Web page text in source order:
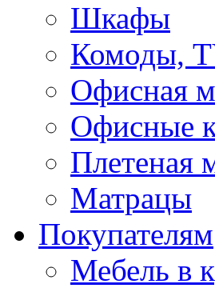
Шкафы
Комоды,
Офисная
Офисные
Плетеная
Матрацы
Покупателям
Мебель в